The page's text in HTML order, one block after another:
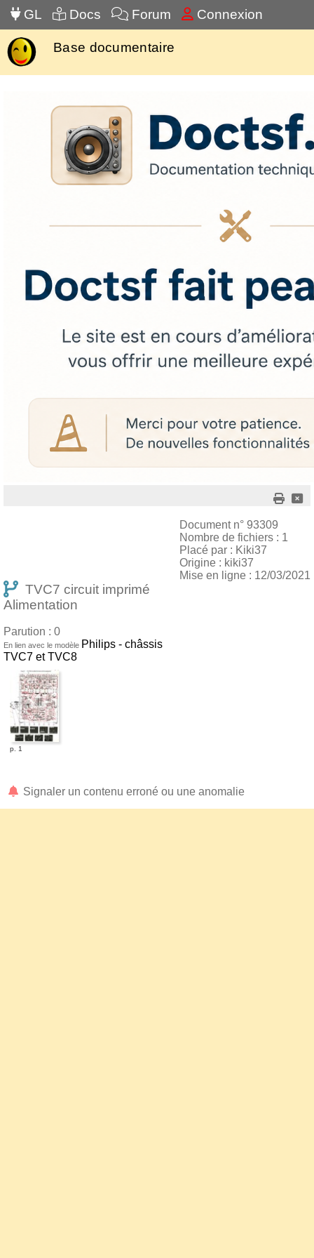
GL Docs Forum Connexion
Base documentaire
Document n° 93309
Nombre de fichiers : 1
Placé par : Kiki37
Origine : kiki37
Mise en ligne : 12/03/2021
TVC7 circuit imprimé
Alimentation
Parution : 0
En lien avec le modèle Philips - châssis
TVC7 et TVC8
p. 1
Signaler un contenu erroné ou une anomalie